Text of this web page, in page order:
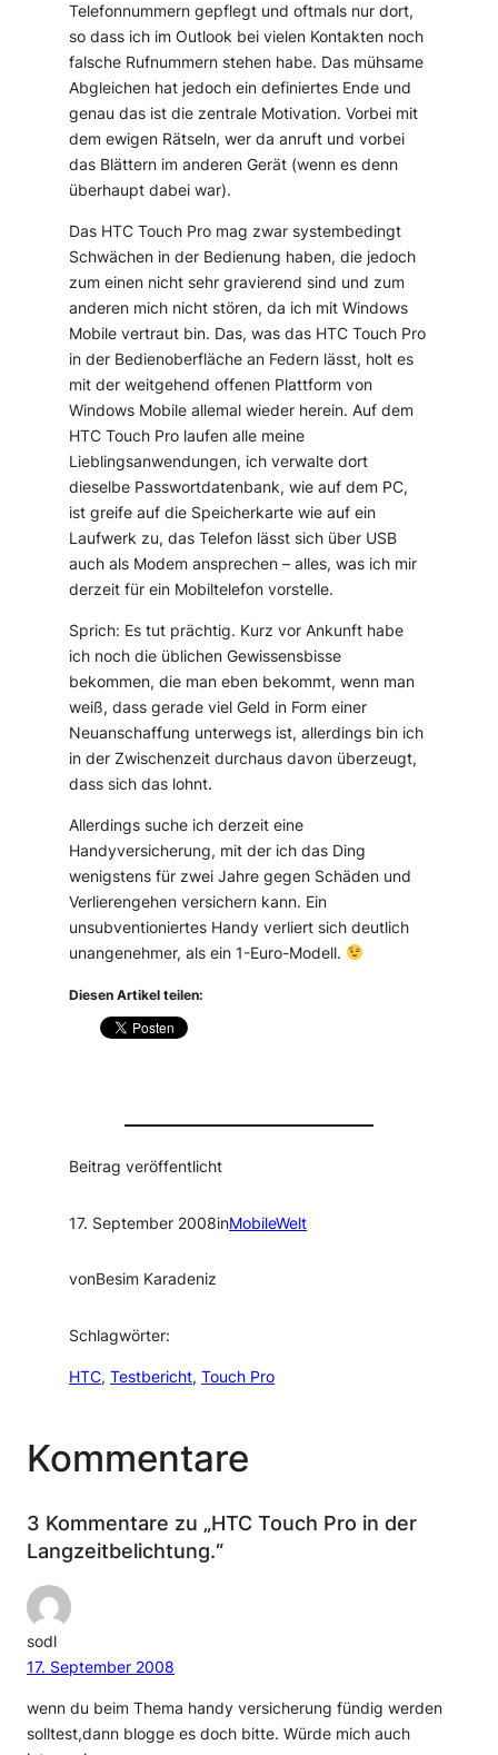
Telefonnummern gepflegt und oftmals nur dort,
so dass ich im Outlook bei vielen Kontakten noch
falsche Rufnummern stehen habe. Das mühsame
Abgleichen hat jedoch ein definiertes Ende und
genau das ist die zentrale Motivation. Vorbei mit
dem ewigen Rätseln, wer da anruft und vorbei
das Blättern im anderen Gerät (wenn es denn
überhaupt dabei war).
Das HTC Touch Pro mag zwar systembedingt
Schwächen in der Bedienung haben, die jedoch
zum einen nicht sehr gravierend sind und zum
anderen mich nicht stören, da ich mit Windows
Mobile vertraut bin. Das, was das HTC Touch Pro
in der Bedienoberfläche an Federn lässt, holt es
mit der weitgehend offenen Plattform von
Windows Mobile allemal wieder herein. Auf dem
HTC Touch Pro laufen alle meine
Lieblingsanwendungen, ich verwalte dort
dieselbe Passwortdatenbank, wie auf dem PC,
ist greife auf die Speicherkarte wie auf ein
Laufwerk zu, das Telefon lässt sich über USB
auch als Modem ansprechen – alles, was ich mir
derzeit für ein Mobiltelefon vorstelle.
Sprich: Es tut prächtig. Kurz vor Ankunft habe
ich noch die üblichen Gewissensbisse
bekommen, die man eben bekommt, wenn man
weiß, dass gerade viel Geld in Form einer
Neuanschaffung unterwegs ist, allerdings bin ich
in der Zwischenzeit durchaus davon überzeugt,
dass sich das lohnt.
Allerdings suche ich derzeit eine
Handyversicherung, mit der ich das Ding
wenigstens für zwei Jahre gegen Schäden und
Verlierengehen versichern kann. Ein
unsubventioniertes Handy verliert sich deutlich
unangenehmer, als ein 1-Euro-Modell.
Diesen Artikel teilen:
Beitrag veröffentlicht
17. September 2008inMobileWelt
vonBesim Karadeniz
Schlagwörter:
HTC, Testbericht, Touch Pro
Kommentare
3 Kommentare zu „HTC Touch Pro in der
Langzeitbelichtung.“
sodl
17. September 2008
wenn du beim Thema handy versicherung fündig werden
solltest,dann blogge es doch bitte. Würde mich auch